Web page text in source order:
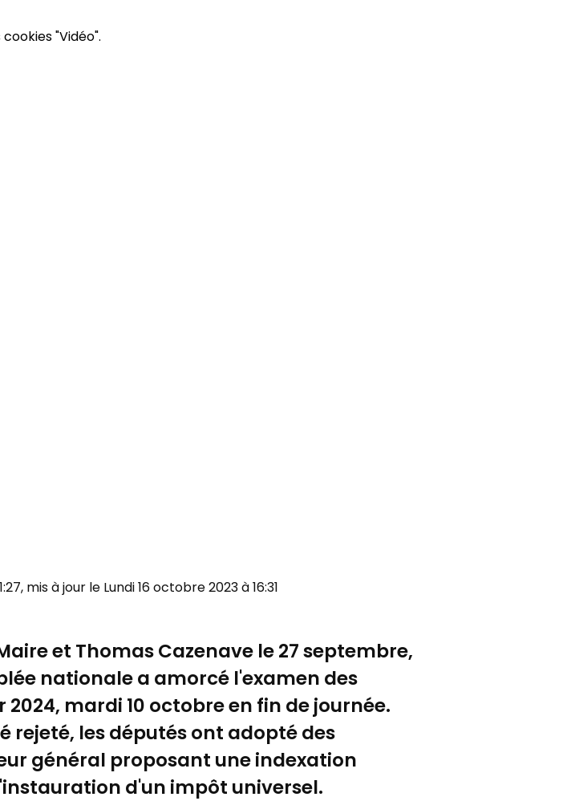
"Vidéo".
mis à jour le Lundi 16 octobre 2023 à 16:31
et ThomasCazenave le 27 septembre,
nationale a amorcé l'examen des
mardi 10 octobre en fin de journée.
rejeté, les députés ont adopté des
général proposant une indexation
d'un impôt universel.